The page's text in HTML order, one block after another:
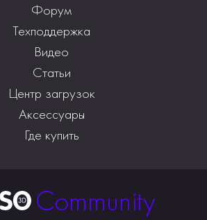
Форум
Техподдержка
Видео
Статьи
Центр загрузок
Аксессуары
Где купить